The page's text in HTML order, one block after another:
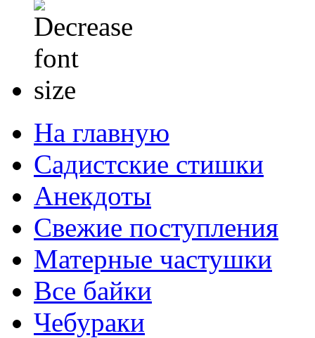
На главную
Садистские стишки
Анекдоты
Свежие поступления
Матерные частушки
Все байки
Чебураки